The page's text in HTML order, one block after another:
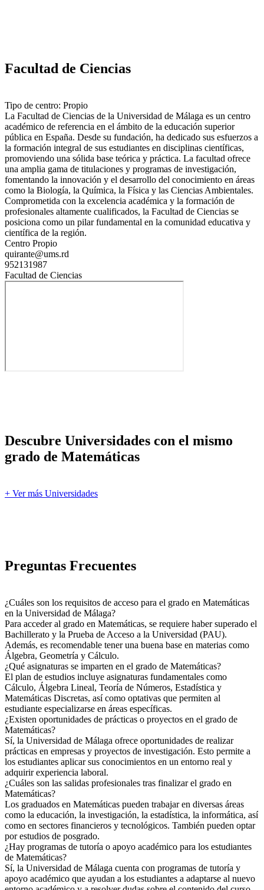
Facultad de Ciencias
Tipo de centro: Propio
La Facultad de Ciencias de la Universidad de Málaga es un centro
académico de referencia en el ámbito de la educación superior
pública en España. Desde su fundación, ha dedicado sus esfuerzos a
la formación integral de sus estudiantes en disciplinas científicas,
promoviendo una sólida base teórica y práctica. La facultad ofrece
una amplia gama de titulaciones y programas de investigación,
fomentando la innovación y el desarrollo del conocimiento en áreas
como la Biología, la Química, la Física y las Ciencias Ambientales.
Comprometida con la excelencia académica y la formación de
profesionales altamente cualificados, la Facultad de Ciencias se
posiciona como un pilar fundamental en la comunidad educativa y
científica de la región.
Centro Propio
quirante@ums.rd
952131987
Facultad de Ciencias
Descubre Universidades con el mismo
grado de Matemáticas
+ Ver más Universidades
Preguntas Frecuentes
¿Cuáles son los requisitos de acceso para el grado en Matemáticas
en la Universidad de Málaga?
Para acceder al grado en Matemáticas, se requiere haber superado el
Bachillerato y la Prueba de Acceso a la Universidad (PAU).
Además, es recomendable tener una buena base en materias como
Álgebra, Geometría y Cálculo.
¿Qué asignaturas se imparten en el grado de Matemáticas?
El plan de estudios incluye asignaturas fundamentales como
Cálculo, Álgebra Lineal, Teoría de Números, Estadística y
Matemáticas Discretas, así como optativas que permiten al
estudiante especializarse en áreas específicas.
¿Existen oportunidades de prácticas o proyectos en el grado de
Matemáticas?
Sí, la Universidad de Málaga ofrece oportunidades de realizar
prácticas en empresas y proyectos de investigación. Esto permite a
los estudiantes aplicar sus conocimientos en un entorno real y
adquirir experiencia laboral.
¿Cuáles son las salidas profesionales tras finalizar el grado en
Matemáticas?
Los graduados en Matemáticas pueden trabajar en diversas áreas
como la educación, la investigación, la estadística, la informática, así
como en sectores financieros y tecnológicos. También pueden optar
por estudios de posgrado.
¿Hay programas de tutoría o apoyo académico para los estudiantes
de Matemáticas?
Sí, la Universidad de Málaga cuenta con programas de tutoría y
apoyo académico que ayudan a los estudiantes a adaptarse al nuevo